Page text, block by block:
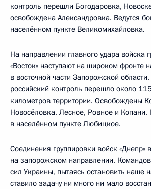
контроль перешли Богодаровка,
освобождена Александровка. Ведутся
населённом пункте Великомихайловка.
На направлении главного удара войска
«Восток» наступают на широком фронте
в восточной части Запорожской
российский контроль перешло около
километров территории. Освобождены
Новосёловка, Лесное, Ровное и
в населённом пункте Любицкое.
Соединения группировки войск «Днепр»
на запорожском направлении.
сил Украины, пытаясь остановить наше
ставило задачу ни много ни мало